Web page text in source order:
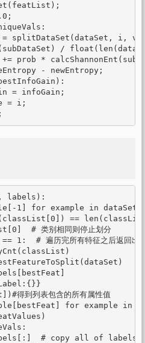
splitDataSet(dataSet, i,
/
prob *
- newEntropy;
= infoGain;
= i;
labels):
1] for example in dataSet]
==
# 类别相同则停止划分
1:  # 遍历完所有特征之后返回出
得到列表包含的所有属性值
for example in
# copy all of